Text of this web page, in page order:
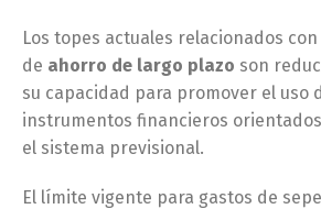
Los topes actuales relacionados
de ahorro de largo plazo son
su capacidad para promover el uso
instrumentos financieros
el sistema previsional.
El límite vigente para gastos de